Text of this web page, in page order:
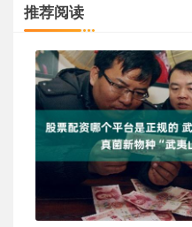
推荐阅读